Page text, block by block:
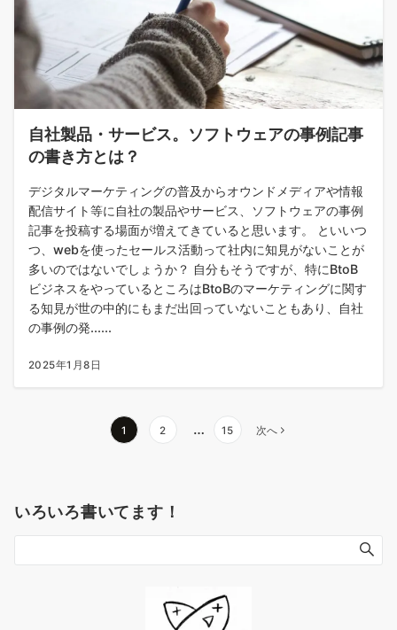
自社製品・サービス。ソフトウェアの事例記事
の書き方とは？
デジタルマーケティングの普及からオウンドメディアや情報
配信サイト等に自社の製品やサービス、ソフトウェアの事例
記事を投稿する場面が増えてきていると思います。 といいつ
つ、webを使ったセールス活動って社内に知見がないことが
多いのではないでしょうか？ 自分もそうですが、特にBtoB
ビジネスをやっているところはBtoBのマーケティングに関す
る知見が世の中的にもまだ出回っていないこともあり、自社
の事例の発......
2025年1月8日
1 2 … 15 次へ
いろいろ書いてます！